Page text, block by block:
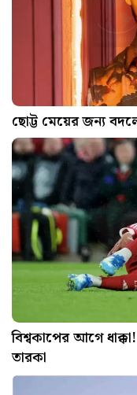
ছোট্ট মেয়ের জন্য বদলে
বিশ্বকাপের আগে
তারকা